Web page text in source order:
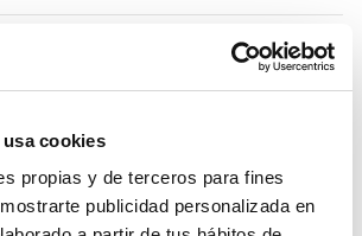
cookies
propias y de terceros para fines
publicidad personalizada en